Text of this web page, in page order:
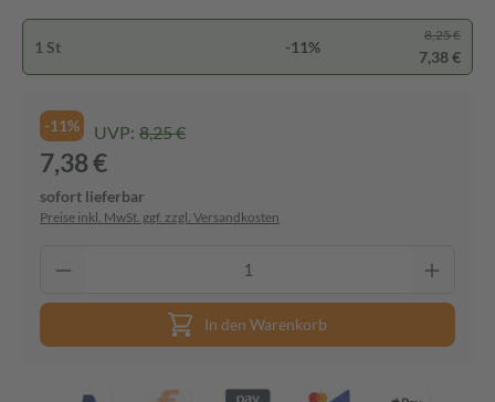
1 St -11%
8,25 €
7,38 €
-11% UVP: 8,25 €
7,38 €
sofort lieferbar
Preise inkl. MwSt. ggf. zzgl. Versandkosten
In den Warenkorb